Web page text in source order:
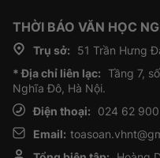
THỜI BÁO VĂN HỌC
Trụ sở:
51 Trần Hưng
* Địa chỉ liên lạc: Tầng 7,
Nghĩa Đô, Hà Nội.
Điện thoại:
024 62
Email: